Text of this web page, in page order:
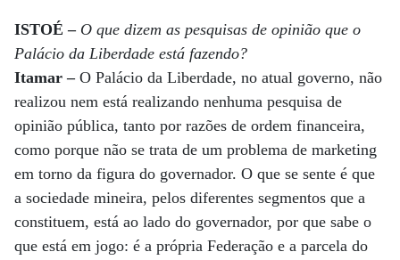
ISTOÉ – O que dizem as pesquisas de opinião que o
Palácio da Liberdade está fazendo?
Itamar – O Palácio da Liberdade, no atual governo, não
realizou nem está realizando nenhuma pesquisa de
opinião pública, tanto por razões de ordem financeira,
como porque não se trata de um problema de marketing
em torno da figura do governador. O que se sente é que
a sociedade mineira, pelos diferentes segmentos que a
constituem, está ao lado do governador, por que sabe o
que está em jogo: é a própria Federação e a parcela do